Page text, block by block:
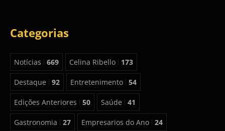
Categorias
Notícias 669 Celina Ribello 173
Destaque 92 Entretenimento 54
Edições Anteriores 50 Saúde 41
Gastronomia 27 Empresarios do Ano 24